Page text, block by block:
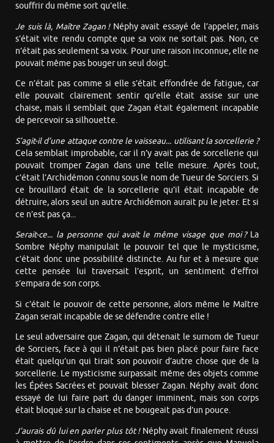
souffrir du même sort qu’elle.
Je suis là, Maître Zagan ! Néphy avait essayé de l’appeler, mais
s’était vite rendu compte que sa voix ne sortait pas. Non, ce
n’était pas seulement sa voix. Pour une raison inconnue, elle ne
pouvait même pas bouger un seul doigt.
Ce n’était pas comme si elle s’était effondrée de fatigue, car
elle pouvait clairement sentir qu’elle était assise sur une
chaise, mais il semblait que Zagan était également incapable
de percevoir sa silhouette.
S’agit-il d’une attaque contre le vaisseau... utilisant la sorcellerie ?
Cela semblait improbable, car il n’y avait pas de sorcellerie qui
pouvait tromper Zagan dans une telle mesure. Après tout,
c’était l’Archidémon connu sous le nom de Tueur de Sorciers. Si
ce brouillard était de la sorcellerie qu’il était incapable de
détruire, alors seul un autre Archidémon aurait pu le jeter. Et si
ce n’est pas ça...
Serait-ce... la personne qui avait le même visage que moi ?La
Sombre Néphy manipulait le pouvoir tel que le mysticisme,
c’était donc une possibilité distincte. Au fur et à mesure que
cette pensée lui traversait l’esprit, un sentiment d’effroi
s’empara de son corps.
Si c’était le pouvoir de cette personne, alors même le Maître
Zagan serait incapable de se défendre contre elle !
Le seul adversaire que Zagan, qui détenait le surnom de Tueur
de Sorciers, face à qui il n’était pas bien placé pour faire face
était quelqu’un qui tirait son pouvoir d’autre chose que de la
sorcellerie. Le mysticisme surpassait même des objets comme
les Épées Sacrées et pouvait blesser Zagan. Néphy avait donc
essayé de lui faire part du danger imminent, mais son corps
était bloqué sur la chaise et ne bougeait pas d’un pouce.
J’aurais dû lui en parler plus tôt ! Néphy avait finalement réussi